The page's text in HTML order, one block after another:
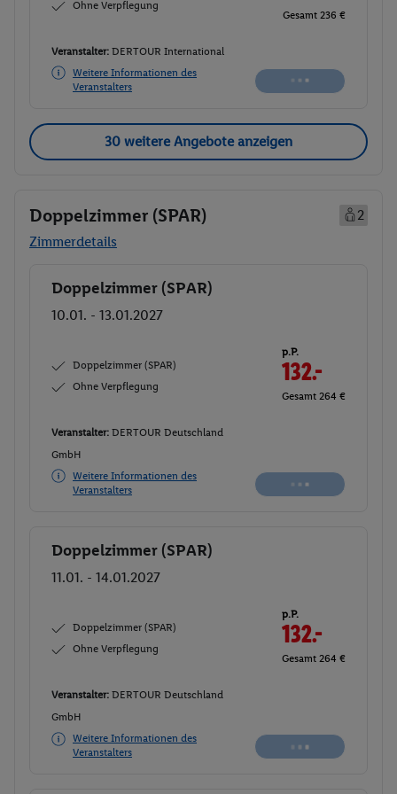
Ohne Verpflegung
Gesamt 236 €
Veranstalter: DERTOUR International
Weitere Informationen des
Veranstalters
Buchen
30 weitere Angebote anzeigen
Doppelzimmer (SPAR)
2
Zimmerdetails
Buchen
Doppelzimmer (SPAR)
10.01. - 13.01.2027
Doppelzimmer (SPAR)
Ohne Verpflegung
p.P.
132.50
Gesamt 265 €
Veranstalter: DERTOUR Deutschland
GmbH
Weitere Informationen des
Veranstalters
Buchen
Buchen
Doppelzimmer (SPAR)
11.01. - 14.01.2027
Doppelzimmer (SPAR)
Ohne Verpflegung
p.P.
132.50
Gesamt 265 €
Veranstalter: DERTOUR Deutschland
GmbH
Weitere Informationen des
Veranstalters
Buchen